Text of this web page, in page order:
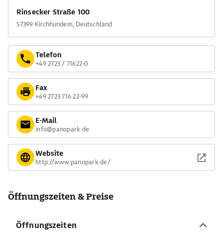
Rinsecker Straße 100
57399 Kirchhundem, Deutschland
Telefon
+49 2723 / 71622-0
Fax
+49 2723 716 22-99
E-Mail
info@panopark.de
Website
http://www.panopark.de/
Öffnungszeiten & Preise
Öffnungszeiten